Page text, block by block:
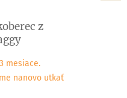
z
mesiace.
nanovo utkať